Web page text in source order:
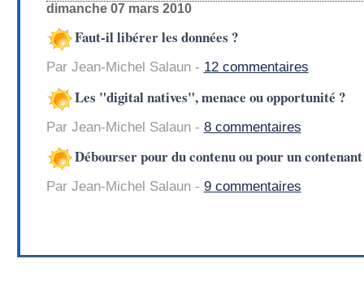
dimanche 07 mars 2010
Faut-il libérer les données ?
Par Jean-Michel Salaun - 12 commentaires
Les "digital natives", menace ou opportunité ?
Par Jean-Michel Salaun - 8 commentaires
Débourser pour du contenu ou pour un
Par Jean-Michel Salaun - 9 commentaires